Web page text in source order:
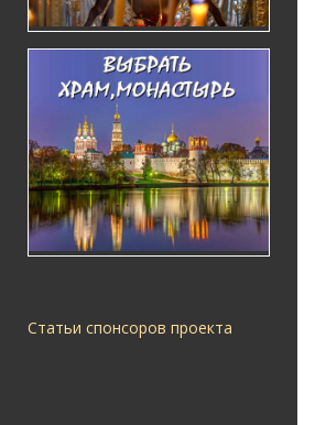
Статьи спонсоров проекта